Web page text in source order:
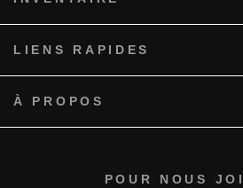
POUR NOUS
LIENS RAPIDES
À PROPOS